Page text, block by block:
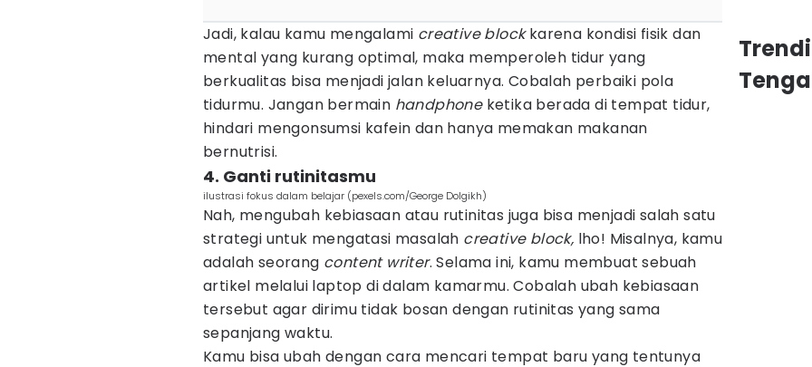
Jadi, kalau kamu mengalami creative blockkarena kondisi fisik dan
mental yang kurang optimal, maka memperoleh tidur yang
berkualitas bisa menjadi jalan keluarnya. Cobalah perbaiki pola
tidurmu. Jangan bermain handphone ketika berada di tempat tidur,
hindari mengonsumsi kafein dan hanya memakan makanan
bernutrisi.
4. Ganti rutinitasmu
ilustrasi fokus dalam belajar (pexels.com/George Dolgikh)
Nah, mengubah kebiasaan atau rutinitas juga bisa menjadi salah satu
strategi untuk mengatasi masalah creative block, lho! Misalnya, kamu
adalah seorang content writer. Selama ini, kamu membuat sebuah
artikel melalui laptop di dalam kamarmu. Cobalah ubah kebiasaan
tersebut agar dirimu tidak bosan dengan rutinitas yang sama
sepanjang waktu.
Kamu bisa ubah dengan cara mencari tempat baru yang tentunya